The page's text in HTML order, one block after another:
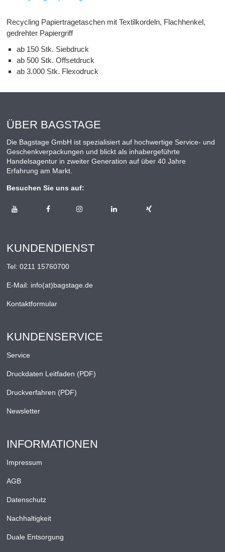
Recycling Papiertragetaschen mit Textilkordeln, Flachhenkel,
gedrehter Papiergriff
ab 150 Stk. Siebdruck
ab 500 Stk. Offsetdruck
ab 3.000 Stk. Flexodruck
ÜBER BAGSTAGE
Die Bagstage GmbH ist spezialisiert auf hochwertige Service- und
Geschenkverpackungen und blickt als inhabergeführte
Handelsagentur in zweiter Generation auf über 40 Jahre
Erfahrung am Markt.
Besuchen Sie uns auf:
KUNDENDIENST
Tel:0211 15760700
E-Mail: info(at)bagstage.de
Kontaktformular
KUNDENSERVICE
Service
Druckdaten Leitfaden (PDF)
Druckverfahren (PDF)
Newsletter
INFORMATIONEN
Impressum
AGB
Datenschutz
Nachhaltigkeit
Duale Entsorgung